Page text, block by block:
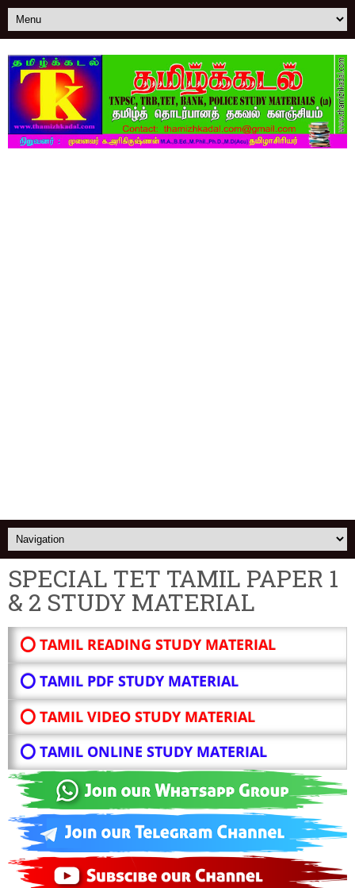
SPECIAL TET TAMIL PAPER 1
& 2 STUDY MATERIAL
⭕ TAMIL READING STUDY MATERIAL
⭕ TAMIL PDF STUDY MATERIAL
⭕ TAMIL VIDEO STUDY MATERIAL
⭕ TAMIL ONLINE STUDY MATERIAL